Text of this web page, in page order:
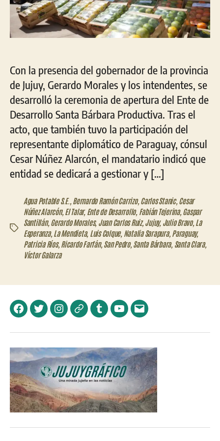
Con la presencia del gobernador de la provincia
de Jujuy, Gerardo Morales y los intendentes, se
desarrolló la ceremonia de apertura del Ente de
Desarrollo Santa Bárbara Productiva. Tras el
acto, que también tuvo la participación del
representante diplomático de Paraguay, cónsul
Cesar Núñez Alarcón, el mandatario indicó que
entidad se dedicará a gestionar y […]
Etiquetas
Agua Potable S.E. Bernardo Ramón Carrizo, Carlos Stanic, Cesar
Núñez Alarcón, El Talar, Ente de Desarrollo, Fabián Tejerina, Gaspar
Santillán, Gerardo Morales, Juan Carlos Ruiz, Jujuy, Julio Bravo, La
Esperanza, La Mendieta, Luis Colque, Natalia Sarapura, Paraguay,
Patricia Ríos, Ricardo Farfán, San Pedro, Santa Bárbara, Santa Clara,
Víctor Galarza
FacebookTwitterInstagramTelegramTumblrYouTubeCorreo